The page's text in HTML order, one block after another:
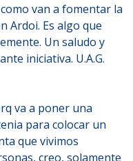
van a fomentar la
Ardoi. Es algo que
Un saludo y
iniciativa. U.A.G.
va a poner una
para colocar un
que vivimos
creo, solamente